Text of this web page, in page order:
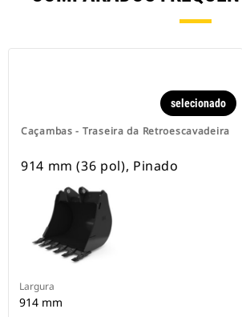
Caçambas - Traseira da Retroescavadeira
selecionado
914 mm (36 pol), Pinado
Largura
914 mm